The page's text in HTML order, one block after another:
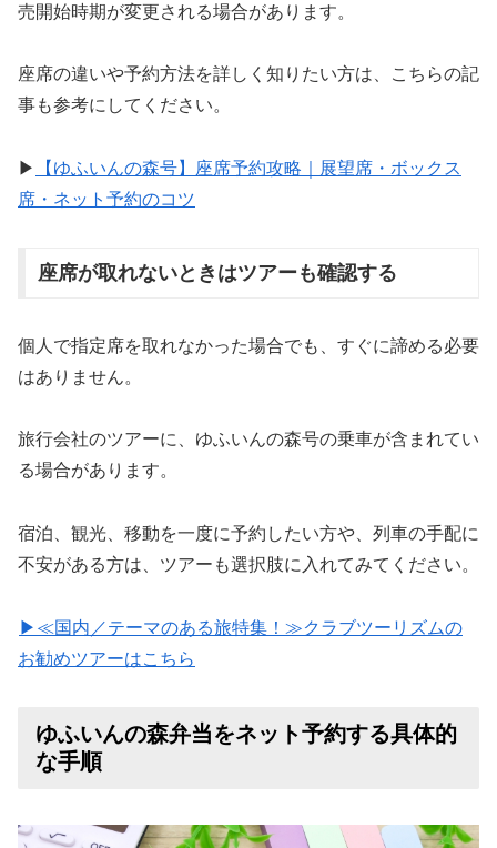
売開始時期が変更される場合があります。
座席の違いや予約方法を詳しく知りたい方は、こちらの記
事も参考にしてください。
▶
【ゆふいんの森号】座席予約攻略｜展望席・ボックス
席・ネット予約のコ ツ
座席が取れないときはツアーも確認する
個人で指定席を取れなかった場合でも、すぐに諦める必要
はありません。
旅行会社のツアーに、ゆふいんの森号の乗車が含まれてい
る場合があります。
宿泊、観光、移動を一度に予約したい方や、列車の手配に
不安がある方は、ツアーも選択肢に入れてみてください。
▶≪国内／テーマのある旅特集！≫クラブツーリズムの
お勧めツアーはこちら
ゆふいんの森弁当をネット予約する具体的
な手順